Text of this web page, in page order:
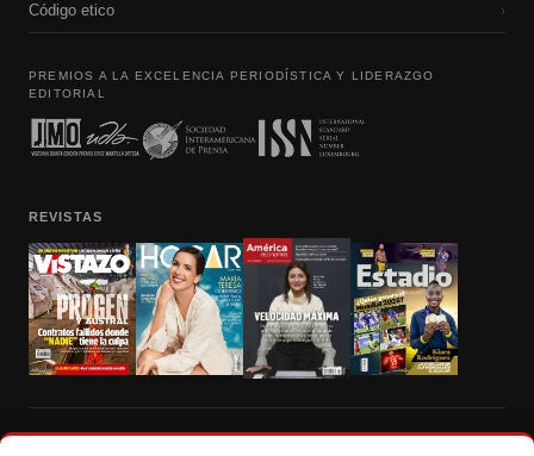
Código etico ›
PREMIOS A LA EXCELENCIA PERIODÍSTICA Y LIDERAZGO
EDITORIAL
REVISTAS